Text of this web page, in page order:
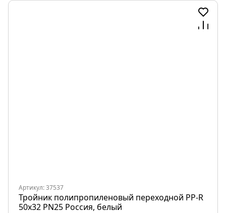
Артикул: 37537
Тройник полипропиленовый переходной PP-R
50х32 PN25 Россия, белый